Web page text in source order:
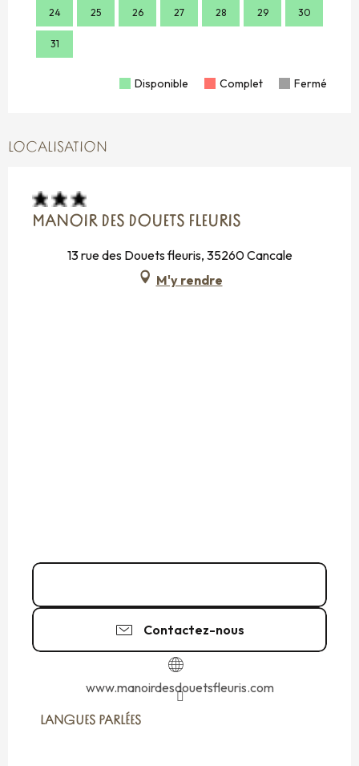
24 25 26 27 28 29 30
31
Disponible Complet Fermé
LOCALISATION
MANOIR DES DOUETS FLEURIS
13 rue des Douets fleuris, 35260 Cancale
M'y rendre
Contactez-nous
www.manoirdesdouetsfleuris.com
LANGUES PARLÉES
LANGUES PARLÉES